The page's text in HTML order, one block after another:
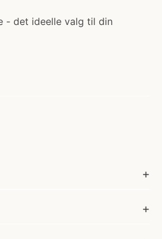
- det ideelle valg til din